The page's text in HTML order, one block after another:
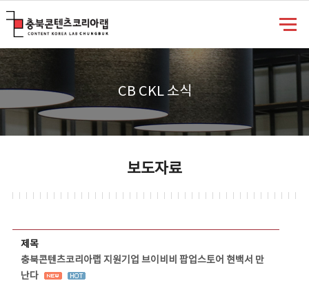
CB CKL 소식
보도자료
제목
충북콘텐츠코리아랩 지원기업 브이비비 팝업스토어 현백서 만
난다